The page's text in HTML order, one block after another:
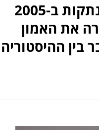
העיתונאי יאיר שלג מתאר לאלעד שמחיוף כיצד ההתנתקות ב-2005
את האמון
ההיסטוריה